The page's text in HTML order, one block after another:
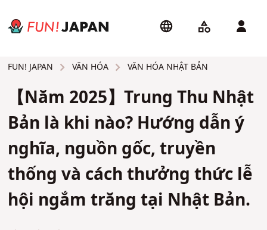
FUN! JAPAN VĂN HÓA VĂN HÓA NHẬT BẢN
【Năm 2025】Trung Thu Nhật
Bản là khi nào? Hướng dẫn ý
nghĩa, nguồn gốc, truyền
thống và cách thưởng thức lễ
hội ngắm trăng tại Nhật Bản.